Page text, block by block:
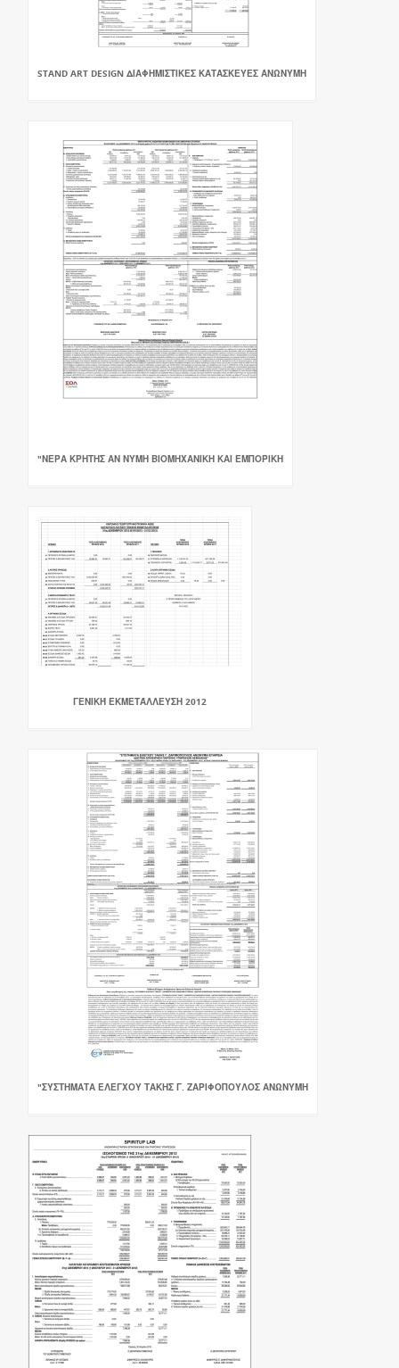
STAND ART DESIGN ΔΙΑΦΗΜΙΣΤΙΚΕΣ ΚΑΤΑΣΚΕΥΕΣ ΑΝΩΝΥΜΗ
"ΝΕΡΑ ΚΡΗΤΗΣ ΑΝ ΝΥΜΗ ΒΙΟΜΗΧΑΝΙΚΗ ΚΑΙ ΕΜΠΟΡΙΚΗ
ΓΕΝΙΚΉ ΕΚΜΕΤΆΛΛΕΥΣΗ 2012
"ΣΥΣΤΗΜΑΤΑ ΕΛΕΓΧΟΥ ΤΑΚΗΣ Γ. ΖΑΡΙΦΟΠΟΥΛΟΣ ΑΝΩΝΥΜΗ